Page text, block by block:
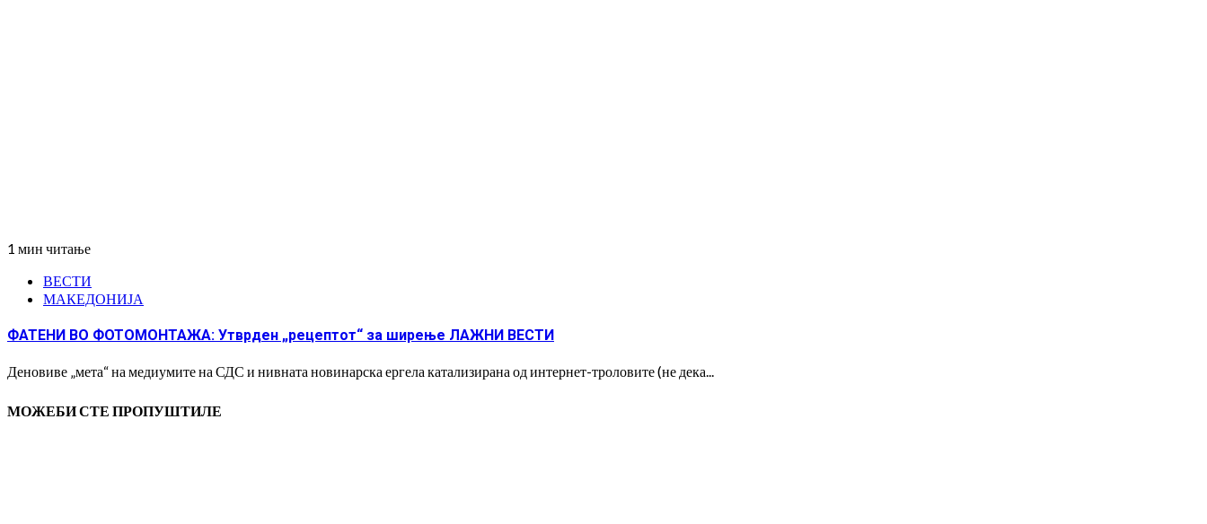
1 мин читање
ВЕСТИ
МАКЕДОНИЈА
ФАТЕНИ ВО ФОТОМОНТАЖА: Утврден „рецептот“ за ширење ЛАЖНИ ВЕСТИ
Деновиве „мета“ на медиумите на СДС и нивната новинарска ергела катализирана од интернет-троловите (не дека...
МОЖЕБИ СТЕ ПРОПУШТИЛЕ